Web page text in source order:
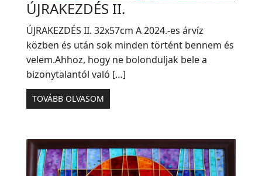
ÚJRAKEZDÉS II.
ÚJRAKEZDÉS II. 32x57cm A 2024.-es árvíz
közben és után sok minden történt bennem és
velem.Ahhoz, hogy ne bolonduljak bele a
bizonytalantól való […]
TOVÁBB OLVASOM